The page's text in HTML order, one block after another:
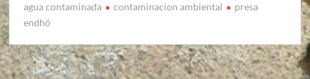
agua contaminada contaminacion ambiental
presa
endhó